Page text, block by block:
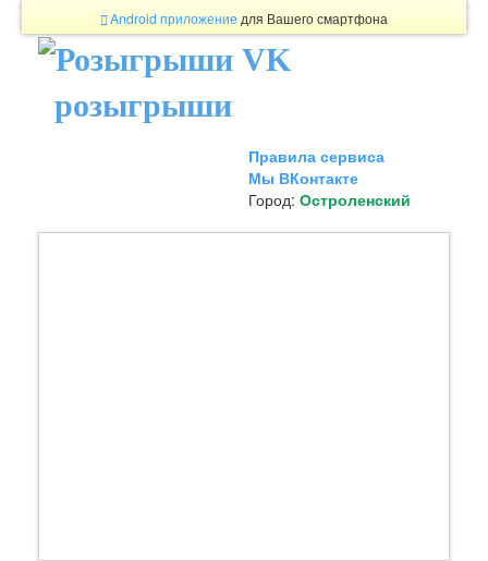
Android приложение для Вашего смартфона
розыгрыши
Правила сервиса
Мы ВКонтакте
Город: Остроленский